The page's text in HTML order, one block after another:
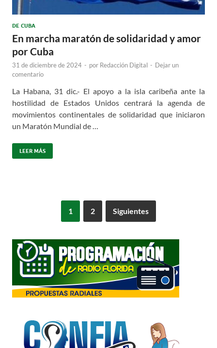
DE CUBA
En marcha maratón de solidaridad y amor
por Cuba
31 de diciembre de 2024 - por Redacción Digital - Dejar un
comentario
La Habana, 31 dic.- El apoyo a la isla caribeña ante la
hostilidad de Estados Unidos centrará la agenda de
movimientos continentales de solidaridad que iniciaron
un Maratón Mundial de …
LEER MÁS
1 2 Siguientes